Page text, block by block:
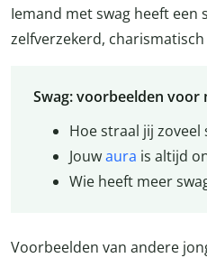
Iemand met swag heeft
zelfverzekerd,
Swag: voorbeelden voor
Hoe straal jij zoveel
Jouwaura is altijd
Wie heeft meer
Voorbeelden van andere